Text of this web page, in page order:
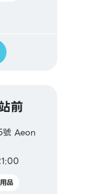
前
號 Aeon
品